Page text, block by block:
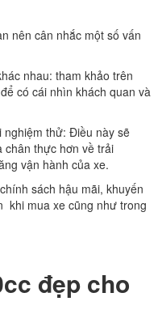
nên cân nhắc một số vấn
nhau: tham khảo trên
có cái nhìn khách quan và
thử: Điều này sẽ
chân thực hơn về trải
vận hành của xe.
sách hậu mãi, khuyến
khi mua xe cũng như trong
đẹp cho